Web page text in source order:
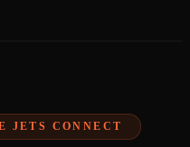
JETS CONNECT